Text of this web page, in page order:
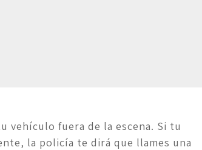
vehículo fuera de la escena. Si tu
la policía te dirá que llames una